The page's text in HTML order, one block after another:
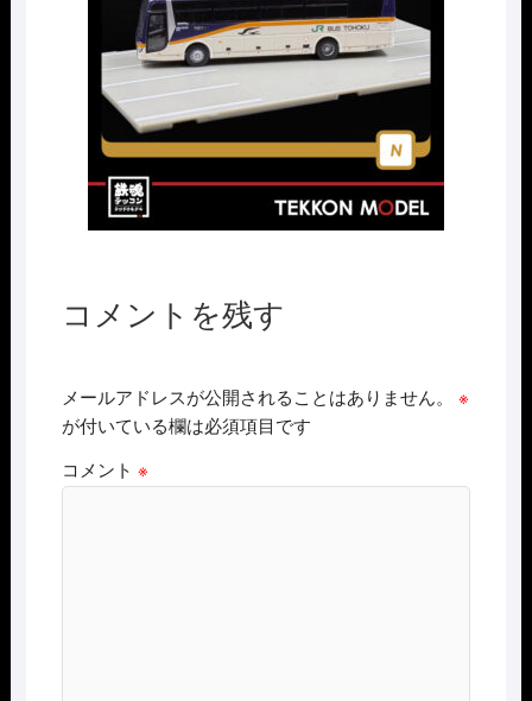
コメントを残す
メールアドレスが公開されることはありません。
※
が付いている欄は必須項目です
コメント ※